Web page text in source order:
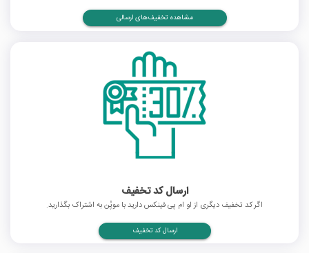
مشاهده تخفیف‌های ارسالی
ارسال کد تخفیف
اگر کد تخفیف دیگری از او ام پی فینکس دارید با موپُن به اشتراک بگذارید.
ارسال کد تخفیف